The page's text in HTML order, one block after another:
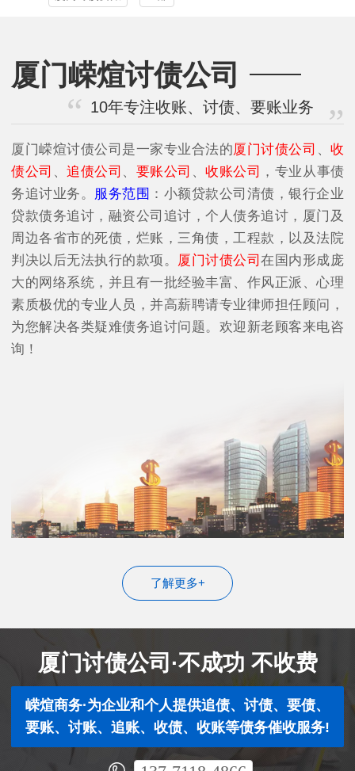
厦门嵘煊讨债公司
10年专注收账、讨债、要账业务
厦门嵘煊讨债公司是一家专业合法的厦门讨债公司 、收
债公司 、追债公司 、 要账公司 、收账公司 ，专业从事债
务追讨业务。 服务范围 ：小额贷款公司清债，银行企业
贷款债务追讨，融资公司追讨，个人债务追讨，厦门及
周边各省市的死债，烂账，三角债，工程款，以及法院
判决以后无法执行的款项。 厦门讨债公司在国内形成庞
大的网络系统，并且有一批经验丰富、作风正派、心理
素质极优的专业人员，并高薪聘请专业律师担任顾问，
为您解决各类疑难债务追讨问题。欢迎新老顾客来电咨
询！
了解更多+
厦门讨债公司·不成功 不收费
嵘煊商务·为企业和个人提供追债、讨债、要债、
要账、讨账、追账、收债、收账等债务催收服务!